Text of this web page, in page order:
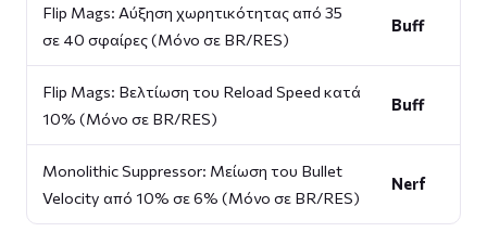
Flip Mags: Αύξηση χωρητικότητας από 35
σε 40 σφαίρες (Μόνο σε BR/RES)
Buff
Flip Mags: Βελτίωση του Reload Speed κατά
10% (Μόνο σε BR/RES)
Buff
Monolithic Suppressor: Μείωση του Bullet
Velocity από 10% σε 6% (Μόνο σε BR/RES)
Nerf